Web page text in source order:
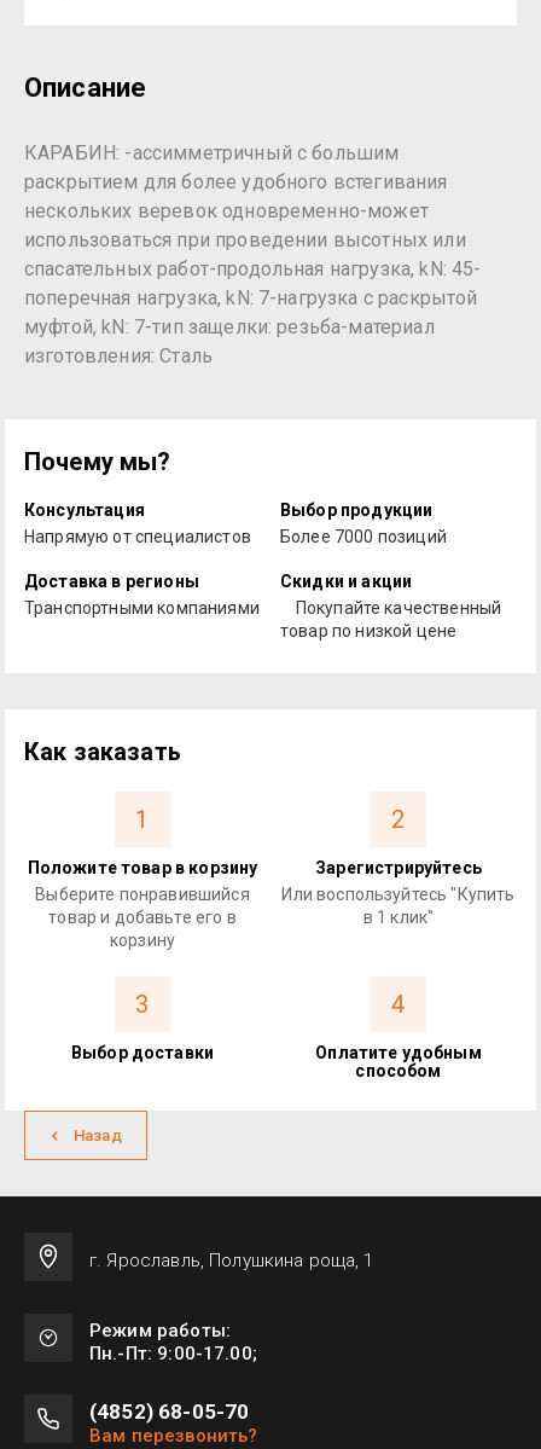
Описание
КАРАБИН: -ассимметричный с большим
раскрытием для более удобного встегивания
нескольких веревок одновременно-может
использоваться при проведении высотных или
спасательных работ-продольная нагрузка, kN: 45-
поперечная нагрузка, kN: 7-нагрузка с раскрытой
муфтой, kN: 7-тип защелки: резьба-материал
изготовления: Сталь
Почему мы?
Консультация
Напрямую от специалистов
Выбор продукции
Более 7000 позиций
Доставка в регионы
Транспортными компаниями
Скидки и акции
Покупайте качественный
товар по низкой цене
Как заказать
1
Положите товар в корзину
Выберите понравившийся
товар и добавьте его в
корзину
2
Зарегистрируйтесь
Или воспользуйтесь "Купить
в 1 клик"
3
Выбор доставки
4
Оплатите удобным
способом
Назад
г. Ярославль, Полушкина роща, 1
Режим работы:
Пн.-Пт: 9:00-17.00;
(4852) 68-05-70
Вам перезвонить?